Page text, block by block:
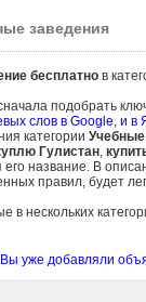
заведения
бесплатнов
подобрать
слов в Google, и в
категории Учебные
Гулистан,
название. В
правил, будет
нескольких
уже добавляли